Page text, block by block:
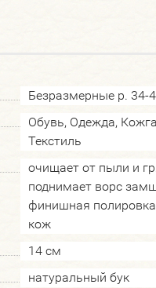
Безразмерные р. 34-
Обувь, Одежда,
Текстиль
очищает от пыли и
поднимает ворс
финишная полировка
кож
14 см
натуральный бук